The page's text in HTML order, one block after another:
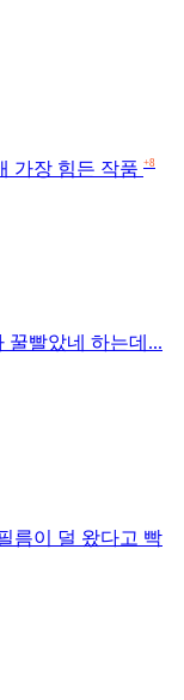
가장 힘든 작품 +8
꿀빨았네 하는데...
름이 덜 왔다고 빡